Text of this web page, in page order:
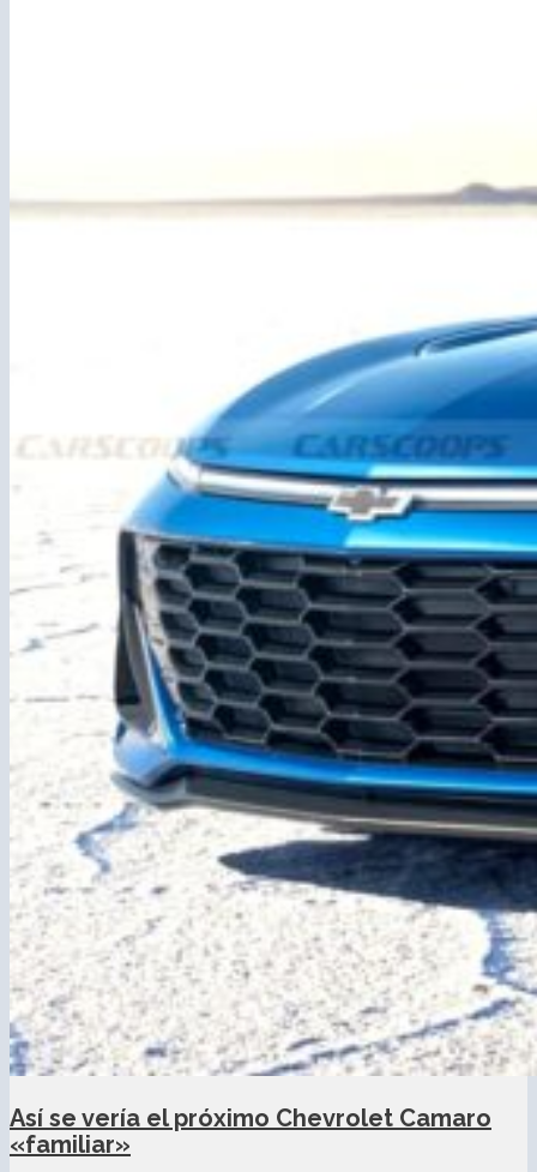
Así se vería el próximo Chevrolet Camaro
«familiar»